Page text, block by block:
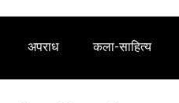
अपराध कला-साहित्य